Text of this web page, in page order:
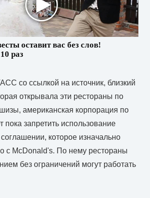
оставит вас без слов!
раз
со ссылкой на источник, близкий
открывала эти рестораны по
американская корпорация по
пока запретить использование
которое изначально
с McDonald's. По нему рестораны
без ограничений могут работать